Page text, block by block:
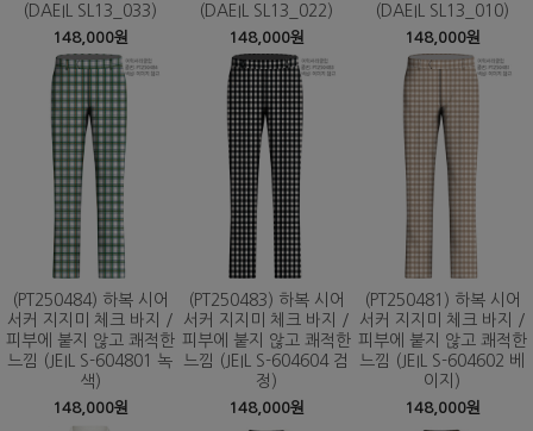
(DAEIL SL13_033)
148,000원
(DAEIL SL13_022)
148,000원
(DAEIL SL13_010)
148,000원
(PT250484) 하복 시어
서커 지지미 체크 바지 /
피부에 붙지 않고 쾌적한
느낌 (JEIL S-604801 녹
색)
148,000원
(PT250483) 하복 시어
서커 지지미 체크 바지 /
피부에 붙지 않고 쾌적한
느낌 (JEIL S-604604 검
정)
148,000원
(PT250481) 하복 시어
서커 지지미 체크 바지 /
피부에 붙지 않고 쾌적한
느낌 (JEIL S-604602 베
이지)
148,000원